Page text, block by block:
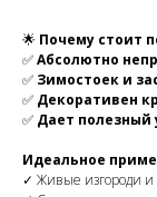
🌟 Почему стоит
✅Абсолютно
✅ Зимостоек и
✅ Декоративен
✅ Дает полезный
Идеальное
✓ Живые изгороди и